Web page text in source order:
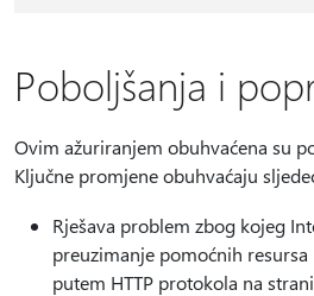
Poboljšanja i
Ovim ažuriranjem obuhvaćena su
Ključne promjene obuhvaćaju
Rješava problem zbog kojeg
preuzimanje pomoćnih resursa
putem HTTP protokola na